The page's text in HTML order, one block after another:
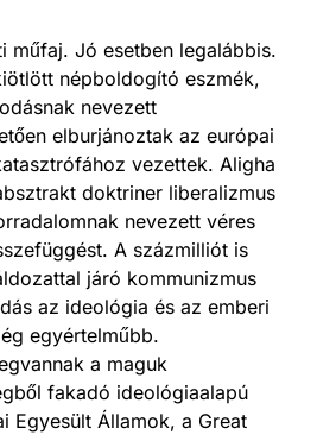
műfaj. Jó esetben legalábbis.
népboldogító eszmék,
nevezett
elburjánoztak az európai
vezettek. Aligha
doktriner liberalizmus
nevezett véres
A százmilliót is
járó kommunizmus
az ideológia és az emberi
egyértelműbb.
a maguk
fakadó ideológiaalapú
Egyesült Államok, a Great